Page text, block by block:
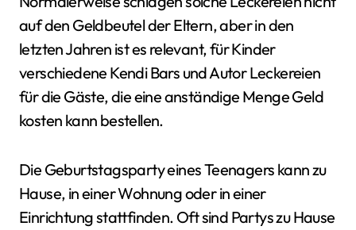
auf den Geldbeutel der Eltern, aber in den
letzten Jahren ist es relevant, für Kinder
verschiedene Kendi Bars und Autor Leckereien
für die Gäste, die eine anständige Menge Geld
kosten kann bestellen.
Die Geburtstagsparty eines Teenagers kann zu
Hause, in einer Wohnung oder in einer
Einrichtung stattfinden. Oft sind Partys zu Hause